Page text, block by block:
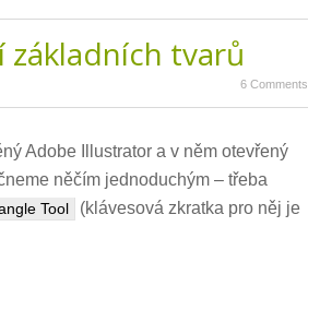
základních tvarů
6 Comments
Adobe Illustrator a v něm otevřený
něčím jednoduchým – třeba
Tool (klávesová zkratka pro něj je